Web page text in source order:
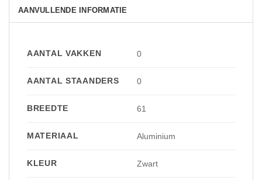
AANVULLENDE INFORMATIE
AANTAL VAKKEN 0
AANTAL STAANDERS 0
BREEDTE 61
MATERIAAL Aluminium
KLEUR Zwart